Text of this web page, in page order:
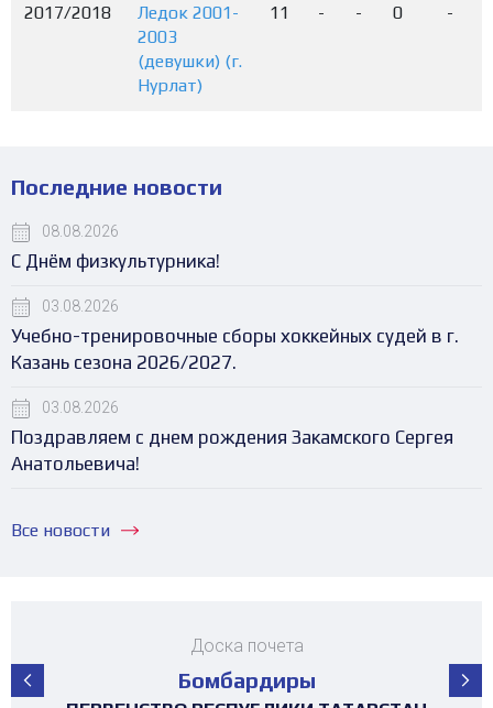
2017/2018
Ледок 2001-
2003
(девушки) (г.
Нурлат)
11 - - 0 -
Последние новости
08.08.2026
С Днём физкультурника!
03.08.2026
Учебно-тренировочные сборы хоккейных судей в г.
Казань сезона 2026/2027.
03.08.2026
Поздравляем с днем рождения Закамского Сергея
Анатольевича!
Все новости
Доска почета
Бомбардиры